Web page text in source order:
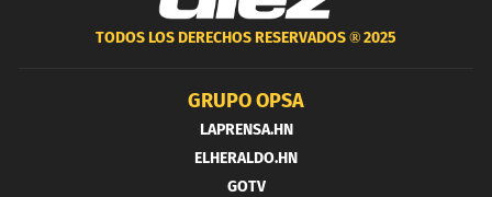
TODOS LOS DERECHOS RESERVADOS ®2025
GRUPO OPSA
LAPRENSA.HN
ELHERALDO.HN
GOTV